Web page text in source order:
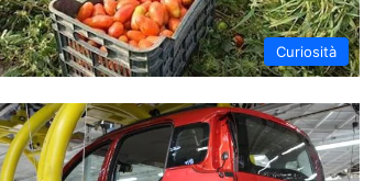
Curiosità